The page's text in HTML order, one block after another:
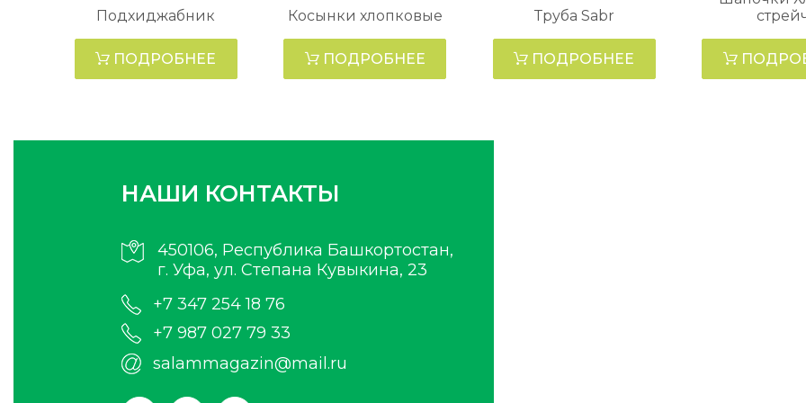
Подхиджабник
ПОДРОБНЕЕ
Косынки хлопковые
ПОДРОБНЕЕ
Труба Sabr
ПОДРОБНЕЕ
НАШИ КОНТАКТЫ
450106, Республика Башкортостан,
г. Уфа, ул. Степана Кувыкина, 23
+7 347 254 18 76
+7 987 027 79 33
salammagazin@mail.ru